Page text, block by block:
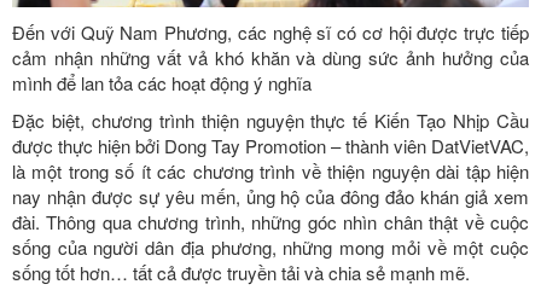
Đến với Quỹ Nam Phương, các nghệ sĩ có cơ hội được trực tiếp
cảm nhận những vất vả khó khăn và dùng sức ảnh hưởng của
mình để lan tỏa các hoạt động ý nghĩa
Đặc biệt, chương trình thiện nguyện thực tế Kiến Tạo Nhịp Cầu
được thực hiện bởi Dong Tay Promotion – thành viên DatVietVAC,
là một trong số ít các chương trình về thiện nguyện dài tập hiện
nay nhận được sự yêu mến, ủng hộ của đông đảo khán giả xem
đài. Thông qua chương trình, những góc nhìn chân thật về cuộc
sống của người dân địa phương, những mong mỏi về một cuộc
sống tốt hơn… tất cả được truyền tải và chia sẻ mạnh mẽ.